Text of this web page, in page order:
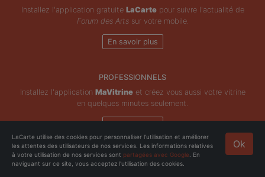
Installez l'application gratuite LaCartepour suivre l'actualité de
Forum des Artssur votre mobile.
En savoir plus
PROFESSIONNELS
Installez l'application MaVitrineet créez vous aussi votre vitrine
en quelques minutes seulement.
En savoir plus
Copyright © ZeMAP 2026 - Tous droits réservés. Ok
LaCarte utilise des cookies pour personnaliser l'utilisation et améliorer
les attentes des utilisateurs de nos services. Les informations relatives
à votre utilisation de nos services sont partagées avec Google . En
naviguant sur ce site, vous acceptez l'utilisation des cookies.